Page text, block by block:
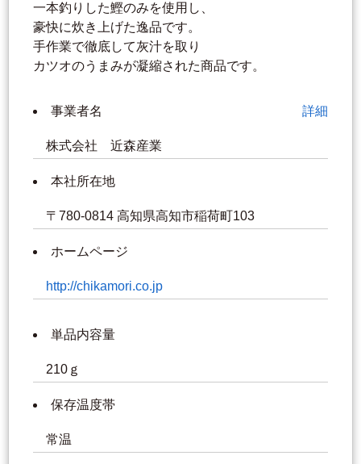
一本釣りした鰹のみを使用し、
豪快に炊き上げた逸品です。
手作業で徹底して灰汁を取り
カツオのうまみが凝縮された商品です。
事業者名 詳細
株式会社 近森産業
本社所在地
〒780-0814 高知県高知市稲荷町103
ホームページ
http://chikamori.co.jp
単品内容量
210ｇ
保存温度帯
常温